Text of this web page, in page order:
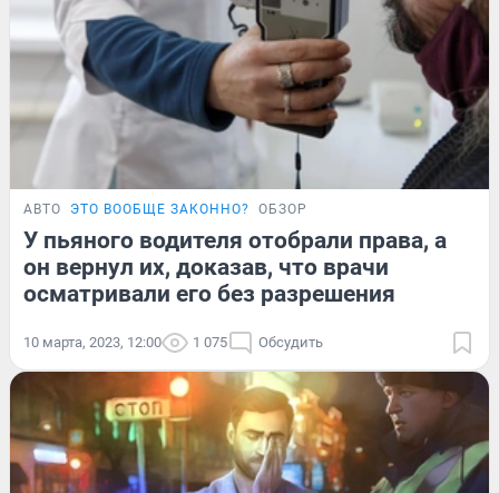
АВТО ЭТО ВООБЩЕ ЗАКОННО? ОБЗОР
У пьяного водителя отобрали права, а
он вернул их, доказав, что врачи
осматривали его без разрешения
10 марта, 2023, 12:00 1 075 Обсудить